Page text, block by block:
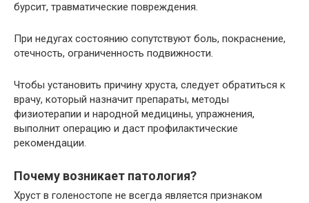
бурсит, травматические повреждения.
При недугах состоянию сопутствуют боль, покраснение,
отечность, ограниченность подвижности.
Чтобы установить причину хруста, следует обратиться к
врачу, который назначит препараты, методы
физиотерапии и народной медицины, упражнения,
выполнит операцию и даст профилактические
рекомендации.
Почему возникает патология?
Хруст в голеностопе не всегда является признаком